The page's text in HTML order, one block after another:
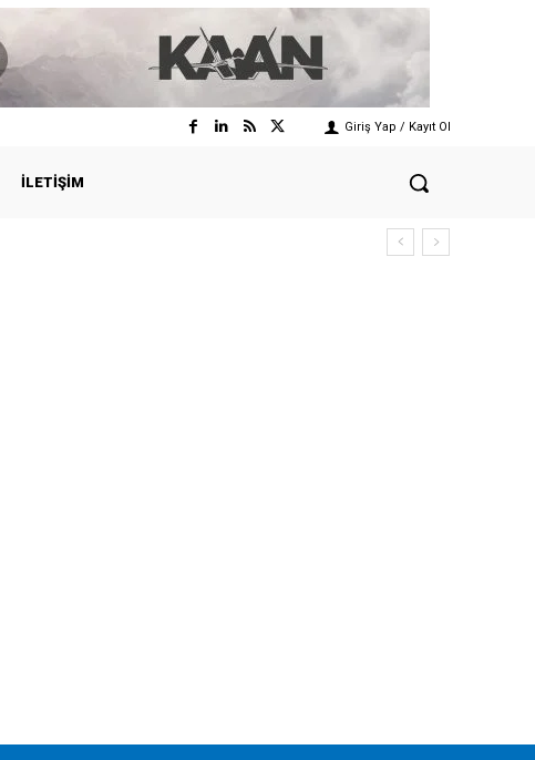
Giriş Yap / Kayıt Ol
İLETIŞIM